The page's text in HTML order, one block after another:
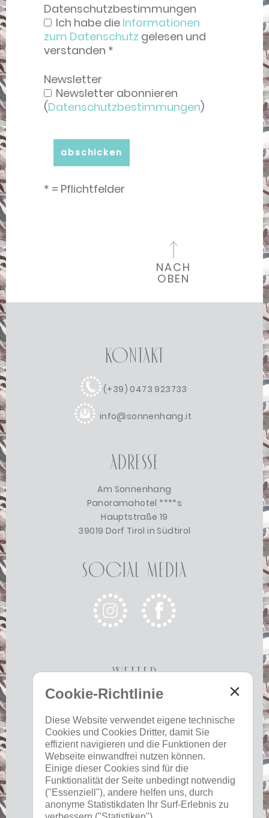
Cookie-Richtlinie
Diese Website verwendet eigene technische
Cookies und Cookies Dritter, damit Sie
effizient navigieren und die Funktionen der
Webseite einwandfrei nutzen können.
Einige dieser Cookies sind für die
Funktionalität der Seite unbedingt notwendig
("Essenziell"), andere helfen uns, durch
anonyme Statistikdaten Ihr Surf-Erlebnis zu
Datenschutzbestimmungen
Ich habe die Informationen
zum Datenschutz gelesen und
verstanden *
Newsletter
Newsletter abonnieren
(Datenschutzbestimmungen)
* = Pflichtfelder
NACH
OBEN
Kontakt
(+39) 0473 923733
info@sonnenhang.it
Adresse
Am Sonnenhang
Panoramahotel ****s
Hauptstraße 19
39019 Dorf Tirol in Südtirol
Social Media
Wetter
Heute Morgen
©Landeswetterdienst
19 °C 32 °C 18 °C 33 °C 19 °C 33 °C